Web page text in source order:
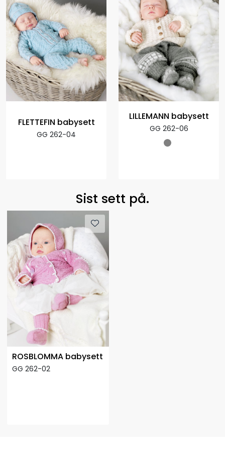
FLETTEFIN babysett
GG 262-04
LILLEMANN babysett
GG 262-06
Sist sett på.
ROSBLOMMA babysett
GG 262-02